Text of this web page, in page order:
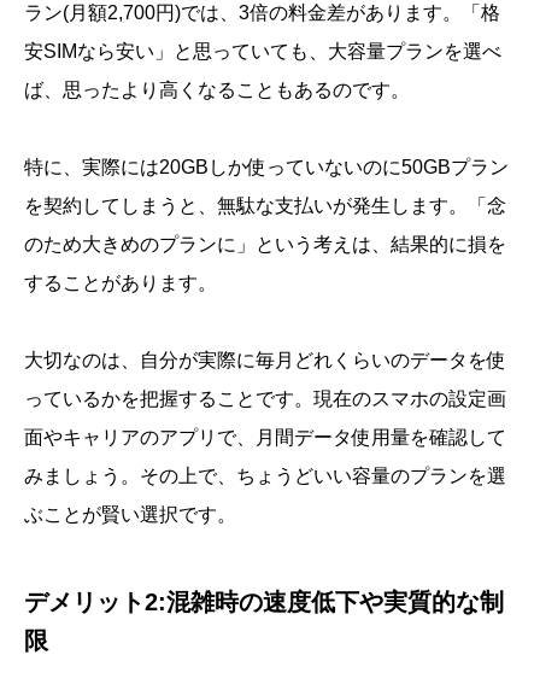
ラン(月額2,700円)では、3倍の料金差があります。「格
安SIMなら安い」と思っていても、大容量プランを選べ
ば、思ったより高くなることもあるのです。
特に、実際には20GBしか使っていないのに50GBプラン
を契約してしまうと、無駄な支払いが発生します。「念
のため大きめのプランに」という考えは、結果的に損を
することがあります。
大切なのは、自分が実際に毎月どれくらいのデータを使
っているかを把握することです。現在のスマホの設定画
面やキャリアのアプリで、月間データ使用量を確認して
みましょう。その上で、ちょうどいい容量のプランを選
ぶことが賢い選択です。
デメリット2:混雑時の速度低下や実質的な制
限